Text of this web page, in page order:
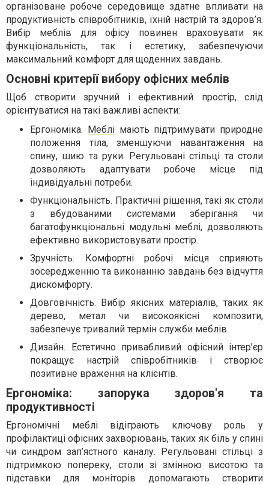
організоване робоче середовище здатне впливати на
продуктивність співробітників, їхній настрій та здоров’я.
Вибір меблів для офісу повинен враховувати як
функціональність, так і естетику, забезпечуючи
максимальний комфорт для щоденних завдань.
Основні критерії вибору офісних меблів
Щоб створити зручний і ефективний простір, слід
орієнтуватися на такі важливі аспекти:
Ергономіка.
Меблімають підтримувати природне
положення тіла, зменшуючи навантаження на
спину, шию та руки. Регульовані стільці та столи
дозволяють адаптувати робоче місце під
індивідуальні потреби.
Функціональність. Практичні рішення, такі як столи
з вбудованими системами зберігання чи
багатофункціональні модульні меблі, дозволяють
ефективно використовувати простір.
Зручність. Комфортні робочі місця сприяють
зосередженню та виконанню завдань без відчуття
дискомфорту.
Довговічність. Вибір якісних матеріалів, таких як
дерево, метал чи високоякісні композити,
забезпечує тривалий термін служби меблів.
Дизайн. Естетично привабливий офісний інтер’єр
покращує настрій співробітників і створює
позитивне враження на клієнтів.
Ергономіка: запорука здоров'я та
продуктивності
Ергономічні меблі відіграють ключову роль у
профілактиці офісних захворювань, таких як біль у спині
чи синдром зап’ястного каналу. Регульовані стільці з
підтримкою попереку, столи зі змінною висотою та
підставки для моніторів допомагають створити